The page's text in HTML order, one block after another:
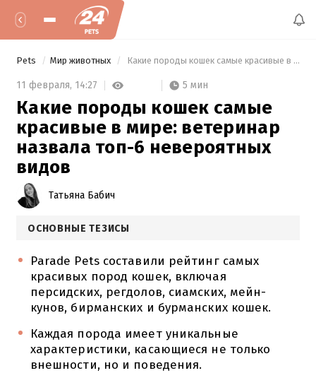
Pets Мир животных Какие породы кошек самые красивые в мире: ветеринар назвала топ-6 невероятных видов
11 февраля, 14:27 5 мин
Какие породы кошек самые
красивые в мире: ветеринар
назвала топ-6 невероятных
видов
Татьяна Бабич
ОСНОВНЫЕ ТЕЗИСЫ
Parade Pets составили рейтинг самых
красивых пород кошек, включая
персидских, регдолов, сиамских, мейн-
кунов, бирманских и бурманских кошек.
Каждая порода имеет уникальные
характеристики, касающиеся не только
внешности, но и поведения.